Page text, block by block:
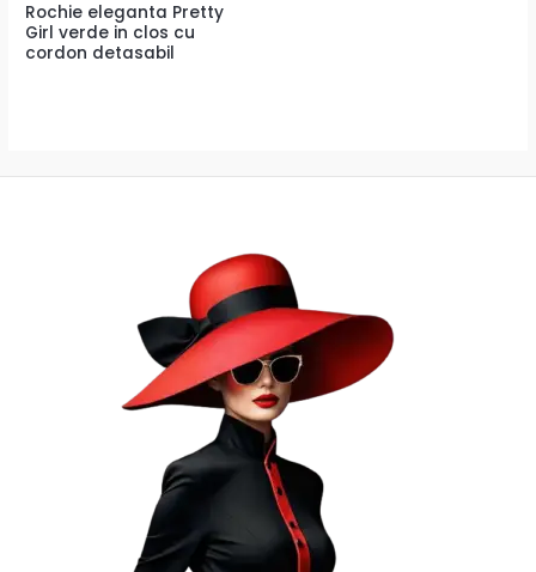
Rochie eleganta Pretty
Girl verde in clos cu
cordon detasabil